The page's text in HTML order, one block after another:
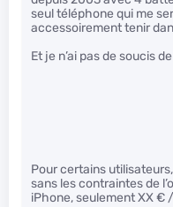
seul téléphone qui me
accessoirement tenir
Et je n’ai pas de soucis
Pour certains
sans les contraintes de
iPhone, seulement XX €